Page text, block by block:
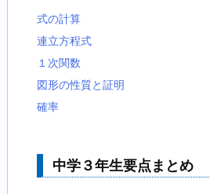
式の計算
連立方程式
１次関数
図形の性質と証明
確率
中学３年生要点まとめ